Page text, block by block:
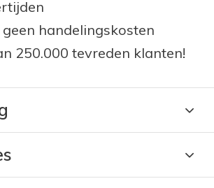
handelingskosten
250.000 tevreden klanten!